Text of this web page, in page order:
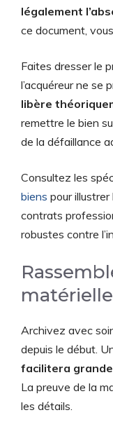
légalement
ce document,
Faites dresser le
l’acquéreur ne se
libère
remettre le bien
de la défaillance
Consultez les
biens pour illustrer
contrats
robustes contre
Archivez avec
depuis le début.
facilitera
La preuve de la
les détails.